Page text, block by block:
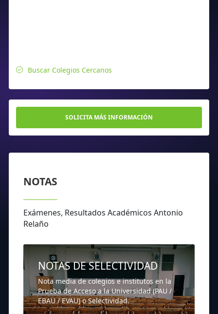
Buscar Colegios Cercanos
SOLICITA MÁS INFORMACIÓN
NOTAS
Exámenes, Resultados Académicos Antonio
Relaño
NOTAS DE SELECTIVIDAD
Nota media de colegios e institutos en la
Prueba de Acceso a la Universidad (PAU /
EBAU / EVAU) o Selectividad.